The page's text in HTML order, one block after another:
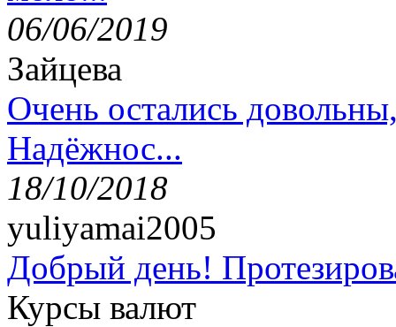
06/06/2019
Зайцева
Очень остались
Надёжнос...
18/10/2018
yuliyamai2005
Добрый день!
Курсы валют